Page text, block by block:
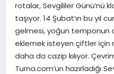
YAŞAM
rotalar, Sevgililer Günü’nü
taşıyor. 14 Şubat’ın bu yıl
gelmesi, yoğun temponun
eklemek isteyen çiftler için
daha da cazip kılıyor.
Turna.com’un hazırladığı